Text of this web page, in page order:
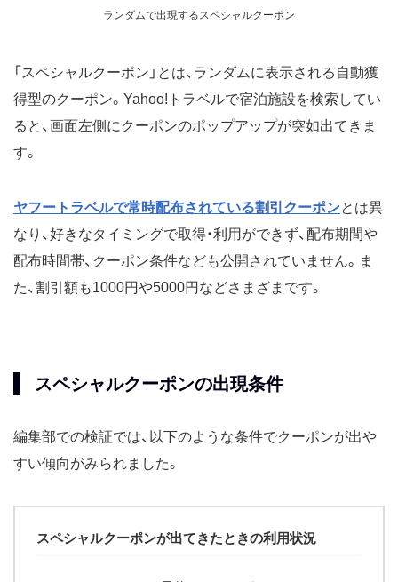
ランダムで出現するスペシャルクーポン
「スペシャルクーポン」とは、ランダムに表示される自動獲
得型のクーポン。Yahoo!トラベルで宿泊施設を検索してい
ると、画面左側にクーポンのポップアップが突如出てきま
す。
ヤフートラベルで常時配布されている割引クーポンとは異
なり、好きなタイミングで取得・利用ができず、配布期間や
配布時間帯、クーポン条件なども公開されていません。ま
た、割引額も1000円や5000円などさまざまです。
スペシャルクーポンの出現条件
編集部での検証では、以下のような条件でクーポンが出や
すい傾向がみられました。
スペシャルクーポンが出てきたときの利用状況